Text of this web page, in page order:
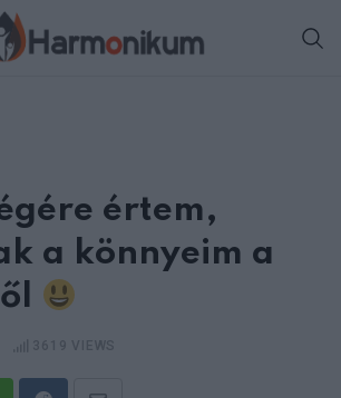
értem,
a könnyeim a